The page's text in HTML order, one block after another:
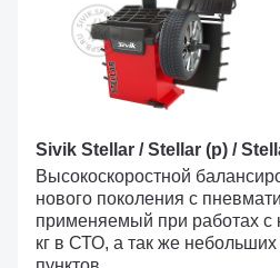
Sivik Stellar / Stellar (p) /
Высокоскоростной
нового поколения с
применяемый при работах с
кг в СТО, а так же